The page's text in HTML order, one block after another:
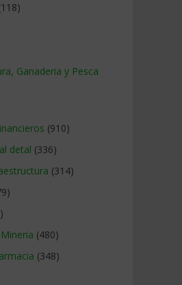
Ganaderia y Pesca
(910)
detal (336)
(314)
(480)
(348)